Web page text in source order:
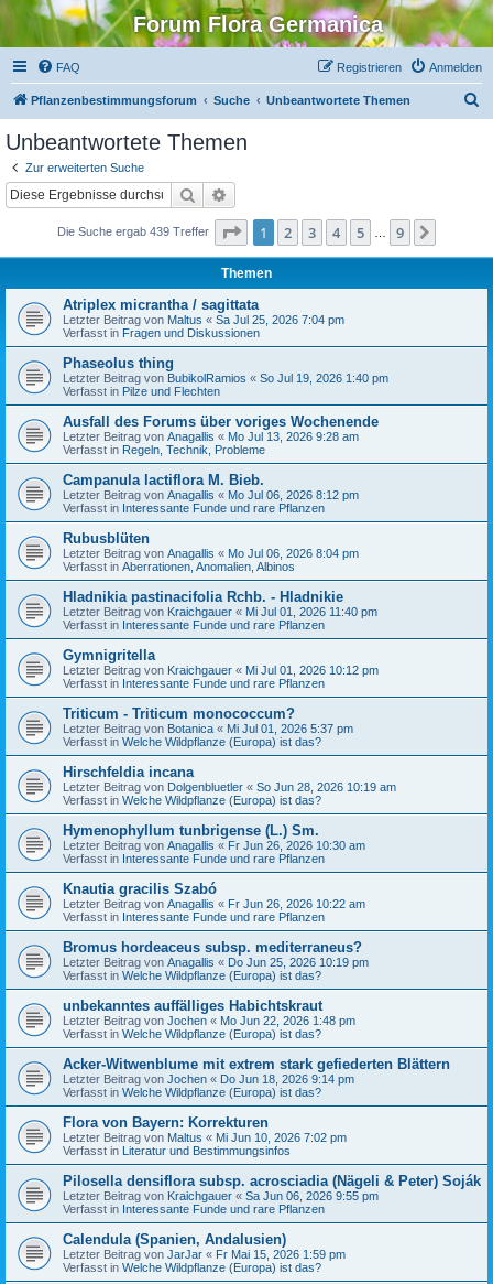
Forum Flora Germanica
FAQ Anmelden
Registrieren
Pflanzenbestimmungsforum Suche Unbeantwortete Themen
Unbeantwortete Themen
Zur erweiterten Suche
Suche
Die Suche ergab 439 Treffer Seite 1von
1 2 3 4 5 9
Themen
Atriplex micrantha / sagittata
Letzter Beitrag von Maltus « Sa Jul 25, 2026 7:04 pm
Verfasst in Fragen und Diskussionen
Phaseolus thing
Letzter Beitrag von BubikolRamios « So Jul 19, 2026 1:40 pm
Verfasst in Pilze und Flechten
Ausfall des Forums über voriges Wochenende
Letzter Beitrag von Anagallis « Mo Jul 13, 2026 9:28 am
Verfasst in Regeln, Technik, Probleme
Campanula lactiflora M. Bieb.
Letzter Beitrag von Anagallis « Mo Jul 06, 2026 8:12 pm
Verfasst in Interessante Funde und rare Pflanzen
Rubusblüten
Letzter Beitrag von Anagallis « Mo Jul 06, 2026 8:04 pm
Verfasst in Aberrationen, Anomalien, Albinos
Hladnikia pastinacifolia Rchb. - Hladnikie
Letzter Beitrag von Kraichgauer « Mi Jul 01, 2026 11:40 pm
Verfasst in Interessante Funde und rare Pflanzen
Gymnigritella
Letzter Beitrag von Kraichgauer « Mi Jul 01, 2026 10:12 pm
Verfasst in Interessante Funde und rare Pflanzen
Triticum - Triticum monococcum?
Letzter Beitrag von Botanica « Mi Jul 01, 2026 5:37 pm
Verfasst in Welche Wildpflanze (Europa) ist das?
Hirschfeldia incana
Letzter Beitrag von Dolgenbluetler « So Jun 28, 2026 10:19 am
Verfasst in Welche Wildpflanze (Europa) ist das?
Hymenophyllum tunbrigense (L.) Sm.
Letzter Beitrag von Anagallis « Fr Jun 26, 2026 10:30 am
Verfasst in Interessante Funde und rare Pflanzen
Knautia gracilis Szabó
Letzter Beitrag von Anagallis « Fr Jun 26, 2026 10:22 am
Verfasst in Interessante Funde und rare Pflanzen
Bromus hordeaceus subsp. mediterraneus?
Letzter Beitrag von Anagallis « Do Jun 25, 2026 10:19 pm
Verfasst in Welche Wildpflanze (Europa) ist das?
unbekanntes auffälliges Habichtskraut
Letzter Beitrag von Jochen « Mo Jun 22, 2026 1:48 pm
Verfasst in Welche Wildpflanze (Europa) ist das?
Acker-Witwenblume mit extrem stark gefiederten Blättern
Letzter Beitrag von Jochen « Do Jun 18, 2026 9:14 pm
Verfasst in Welche Wildpflanze (Europa) ist das?
Flora von Bayern: Korrekturen
Letzter Beitrag von Maltus « Mi Jun 10, 2026 7:02 pm
Verfasst in Literatur und Bestimmungsinfos
Pilosella densiflora subsp. acrosciadia (Nägeli & Peter) Soják
Letzter Beitrag von Kraichgauer « Sa Jun 06, 2026 9:55 pm
Verfasst in Interessante Funde und rare Pflanzen
Calendula (Spanien, Andalusien)
Letzter Beitrag von JarJar « Fr Mai 15, 2026 1:59 pm
Verfasst in Welche Wildpflanze (Europa) ist das?